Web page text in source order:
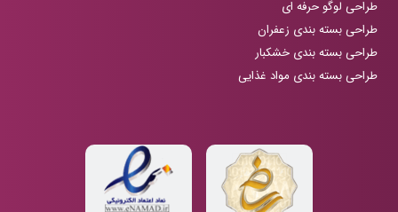
طراحی لوگو حرفه ای
طراحی بسته بندی زعفران
طراحی بسته بندی خشکبار
طراحی بسته بندی مواد غذایی